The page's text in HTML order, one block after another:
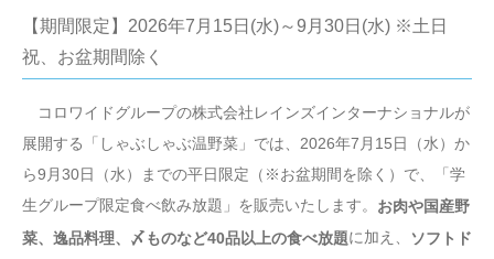
【期間限定】2026年7月15日(水)～9月30日(水) ※土日
祝、お盆期間除く
コロワイドグループの株式会社レインズインターナショナルが
展開する「しゃぶしゃぶ温野菜」では、2026年7月15日（水）か
ら9月30日（水）までの平日限定（※お盆期間を除く）で、「学
生グループ限定食べ飲み放題」を販売いたします。 お肉や国産野
菜、逸品料理、〆ものなど40品以上の食べ放題に加え、
ソフトド